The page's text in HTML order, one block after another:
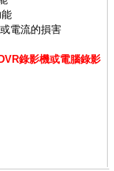
電流的損害
錄影機或電腦錄影